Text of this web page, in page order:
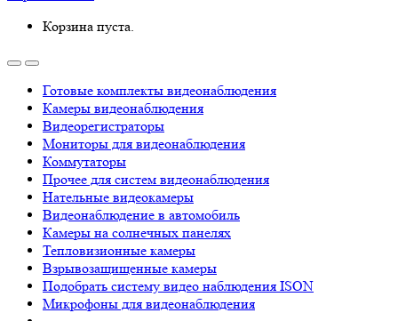
Корзина пуста.
Готовые комплекты видеонаблюдения
Камеры видеонаблюдения
Видеорегистраторы
Мониторы для видеонаблюдения
Коммутаторы
Прочее для систем видеонаблюдения
Нательные видеокамеры
Видеонаблюдение в автомобиль
Камеры на солнечных панелях
Тепловизионные камеры
Взрывозащищенные камеры
Подобрать систему видео наблюдения ISON
Микрофоны для видеонаблюдения